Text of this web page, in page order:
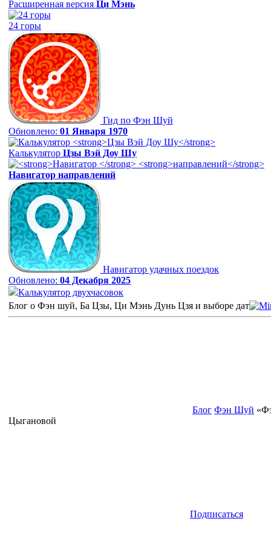
Расширенная версия Ци Мэнь
24 горы
Гид по Фэн Шуй
Обновлено: 01 Января 1970
Калькулятор Цзы Вэй Доу Шу
Навигатор направлений
Навигатор удачных поездок
Обновлено: 04 Декабря 2025
Калькулятор двухчасовок
Блог о Фэн шуй, Ба Цзы, Ци Мэнь Дунь Цзя и выборе дат
Блог Фэн Шуй
Цыгановой
Подписаться